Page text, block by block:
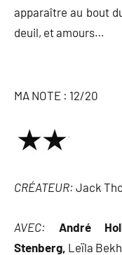
apparaître au bout
deuil, et amours…
MA NOTE : 12/20
CRÉATEUR: Jack
AVEC: André
Stenberg, Leïla